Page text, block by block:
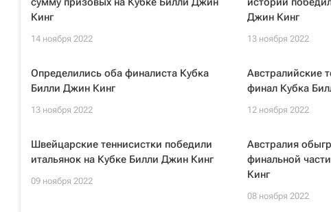
Кинг
14 ноября 2022
Джин Кинг
13 ноября 2022
Определились оба финалиста Кубка
Билли Джин Кинг
13 ноября 2022
Австралийские
финал Кубка
12 ноября 2022
Швейцарские теннисистки победили
итальянок на Кубке Билли Джин Кинг
09 ноября 2022
Австралия
финальной
Кинг
08 ноября 2022